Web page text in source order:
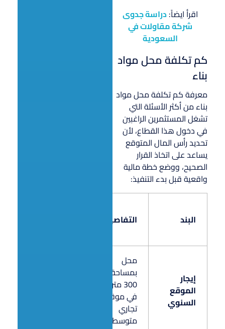
اقرأ ايضاً:دراسة جدوى
شركة مقاولات في
السعودية
كم تكلفة محل مواد
بناء
معرفة كم تكلفة محل مواد
بناء من أكثر الأسئلة التي
تشغل المستثمرين الراغبين
في دخول هذا القطاع، لأن
تحديد رأس المال المتوقع
يساعد على اتخاذ القرار
الصحيح، ووضع خطة مالية
واقعية قبل بدء التنفيذ:
البند التفاصيل
إيجار
الموقع
السنوي
محل
بمساحة
300 متر
في موقع
تجاري
متوسط